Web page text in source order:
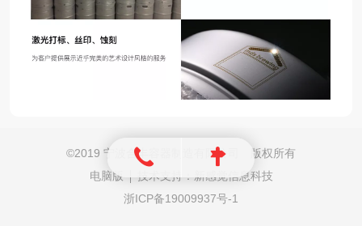
©2019 宁波合丰容器制造有限公司 版权所有
电脑版
技术支持： 新感觉信息科技
浙ICP备19009937号-1